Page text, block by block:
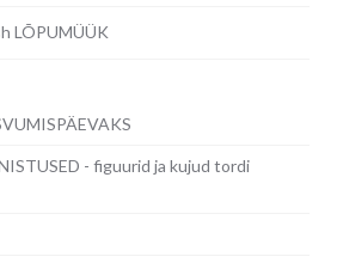
LÕPUMÜÜK
- figuurid ja kujud tordi